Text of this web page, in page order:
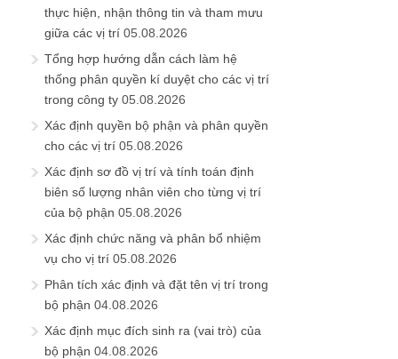
thực hiện, nhận thông tin và tham mưu
giữa các vị trí 05.08.2026
Tổng hợp hướng dẫn cách làm hệ
thống phân quyền kí duyệt cho các vị trí
trong công ty 05.08.2026
Xác định quyền bộ phận và phân quyền
cho các vị trí 05.08.2026
Xác định sơ đồ vị trí và tính toán định
biên số lượng nhân viên cho từng vị trí
của bộ phận 05.08.2026
Xác định chức năng và phân bổ nhiệm
vụ cho vị trí 05.08.2026
Phân tích xác định và đặt tên vị trí trong
bộ phận 04.08.2026
Xác định mục đích sinh ra (vai trò) của
bộ phận 04.08.2026